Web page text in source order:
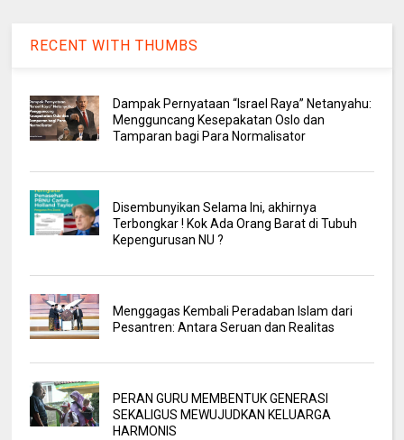
RECENT WITH THUMBS
Dampak Pernyataan “Israel Raya” Netanyahu:
Mengguncang Kesepakatan Oslo dan
Tamparan bagi Para Normalisator
Disembunyikan Selama Ini, akhirnya
Terbongkar ! Kok Ada Orang Barat di Tubuh
Kepengurusan NU ?
Menggagas Kembali Peradaban Islam dari
Pesantren: Antara Seruan dan Realitas
PERAN GURU MEMBENTUK GENERASI
SEKALIGUS MEWUJUDKAN KELUARGA
HARMONIS